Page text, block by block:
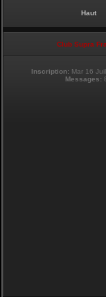
Haut
Club Supra
Inscription: Mar 16
Messages: